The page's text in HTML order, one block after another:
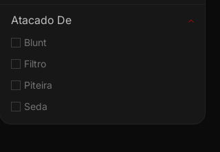
Atacado De
Blunt
Filtro
Piteira
Seda